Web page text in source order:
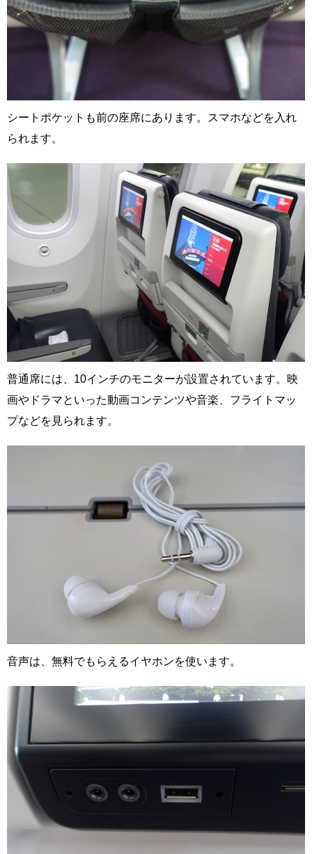
シートポケットも前の座席にあります。スマホなどを入れ
られます。
普通席には、10インチのモニターが設置されています。映
画やドラマといった動画コンテンツや音楽、フライトマッ
プなどを見られます。
音声は、無料でもらえるイヤホンを使います。